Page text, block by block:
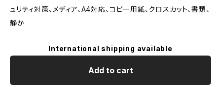
ュリティ対策、メディア、A4対応、コピー用紙、クロスカット、書類、
静か
International shipping available
Add to cart